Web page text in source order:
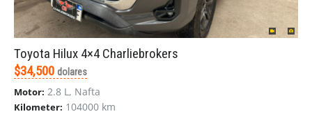
Toyota Hilux 4×4 Charliebrokers
$34,500 dolares
Motor: 2.8 L, Nafta
Kilometer: 104000 km